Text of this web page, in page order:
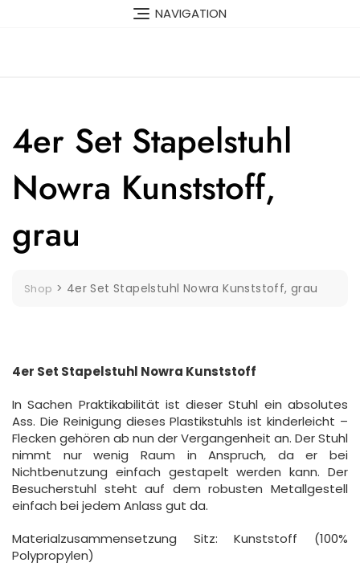
NAVIGATION
4er Set Stapelstuhl
Nowra Kunststoff,
grau
Shop > 4er Set Stapelstuhl Nowra Kunststoff, grau
4er Set Stapelstuhl Nowra Kunststoff
In Sachen Praktikabilität ist dieser Stuhl ein absolutes
Ass. Die Reinigung dieses Plastikstuhls ist kinderleicht –
Flecken gehören ab nun der Vergangenheit an. Der Stuhl
nimmt nur wenig Raum in Anspruch, da er bei
Nichtbenutzung einfach gestapelt werden kann. Der
Besucherstuhl steht auf dem robusten Metallgestell
einfach bei jedem Anlass gut da.
Materialzusammensetzung Sitz: Kunststoff (100%
Polypropylen)